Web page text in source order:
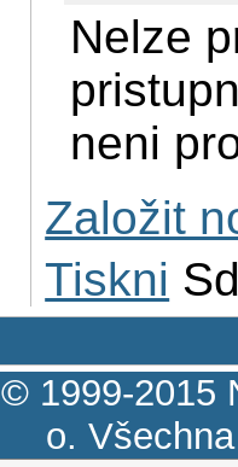
Nelze
neni
Založit
Tiskni
© 1999-2015
o.